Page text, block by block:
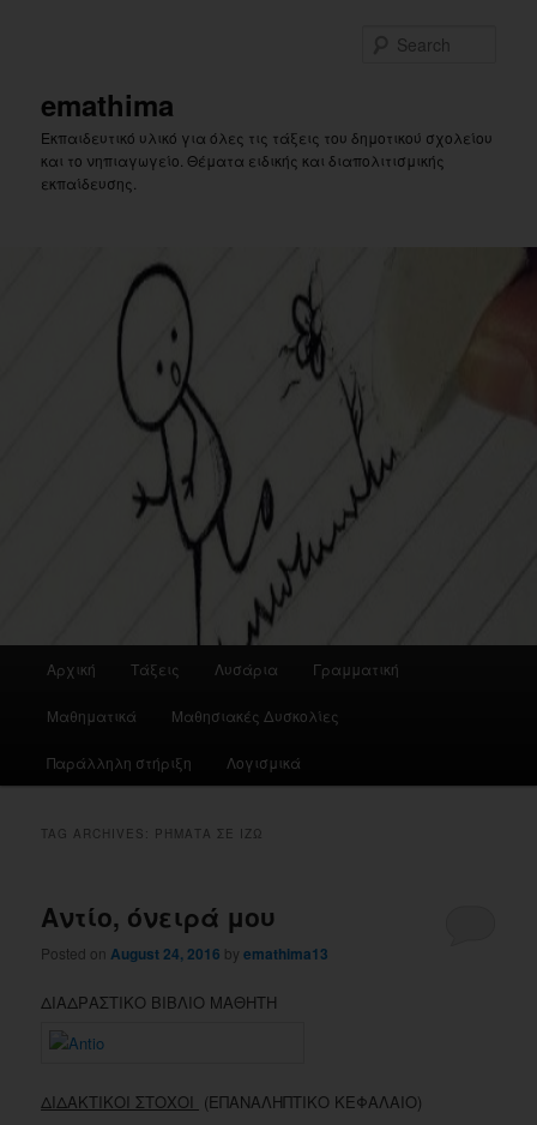
emathima
Εκπαιδευτικό υλικό για όλες τις τάξεις του δημοτικού σχολείου
και το νηπιαγωγείο. Θέματα ειδικής και διαπολιτισμικής
εκπαίδευσης.
Αρχική Τάξεις Λυσάρια Γραμματική
Μαθηματικά Μαθησιακές Δυσκολίες
Παράλληλη στήριξη Λογισμικά
TAG ARCHIVES: ΡΉΜΑΤΑ ΣΕ ΙΖΩ
Αντίο, όνειρά μου
Posted on August 24, 2016 byemathima13
ΔΙΑΔΡΑΣΤΙΚΟ ΒΙΒΛΙΟ ΜΑΘΗΤΗ
ΔΙΔΑΚΤΙΚΟΙ ΣΤΟΧΟΙ (ΕΠΑΝΑΛΗΠΤΙΚΟ ΚΕΦΑΛΑΙΟ)